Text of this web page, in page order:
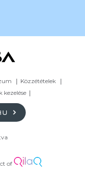
Közzétételek
kezelése
of